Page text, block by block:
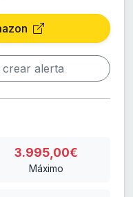
crear alerta
3.995,00€
Máximo